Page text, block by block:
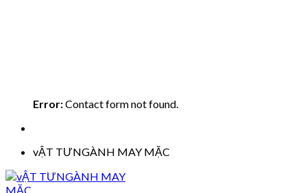
Error:Contact form not found.
vẬT TƯNGÀNH MAY MẶC